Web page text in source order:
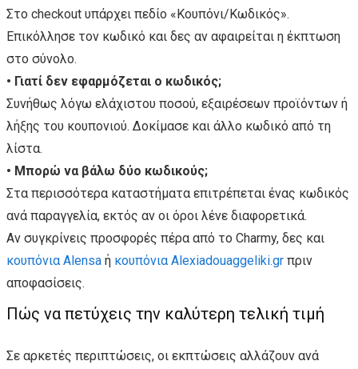
Στο checkout υπάρχει πεδίο «Κουπόνι/Κωδικός».
Επικόλλησε τον κωδικό και δες αν αφαιρείται η έκπτωση
στο σύνολο.
• Γιατί δεν εφαρμόζεται ο κωδικός;
Συνήθως λόγω ελάχιστου ποσού, εξαιρέσεων προϊόντων ή
λήξης του κουπονιού. Δοκίμασε και άλλο κωδικό από τη
λίστα.
• Μπορώ να βάλω δύο κωδικούς;
Στα περισσότερα καταστήματα επιτρέπεται ένας κωδικός
ανά παραγγελία, εκτός αν οι όροι λένε διαφορετικά.
Αν συγκρίνεις προσφορές πέρα από το Charmy, δες και
κουπόνια Alensa ή κουπόνια Alexiadouaggeliki.gr πριν
αποφασίσεις.
Πώς να πετύχεις την καλύτερη τελική τιμή
Σε αρκετές περιπτώσεις, οι εκπτώσεις αλλάζουν ανά